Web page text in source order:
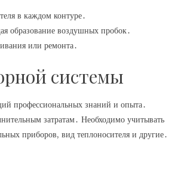
в каждом контуре․
образование воздушных пробок․
или ремонта․
системы
профессиональных знаний и опыта․
затратам․ Необходимо учитывать
приборов, вид теплоносителя и другие․